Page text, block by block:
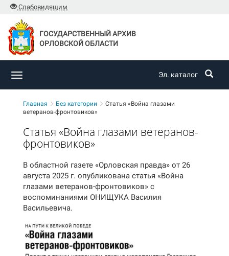
Слабовидящим
ГОСУДАРСТВЕННЫЙ АРХИВ
ОРЛОВСКОЙ ОБЛАСТИ
Toggle
Эл. каталог
Главная Без категории
Статья «Война глазами
ветеранов-фронтовиков»
Статья «Война глазами ветеранов-
фронтовиков»
В областной газете «Орловская правда» от 26
августа 2025 г. опубликована статья «Война
глазами ветеранов-фронтовиков» с
воспоминаниями ОНИЩУКА Василия
Васильевича.